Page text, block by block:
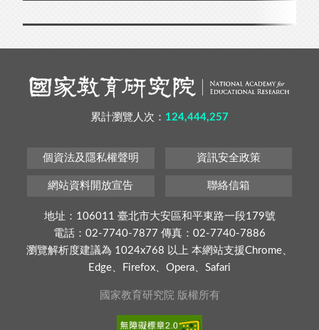
累計瀏覽人次： 124,444,257
個資法及隱私權聲明 資訊安全政策
網站資料開放宣告 聯絡信箱
地址：106011 臺北市大安區和平東路一段179號
電話：02-7740-7877 傳真：02-7740-7886
瀏覽解析度建議為 1024x768 以上 本網站支援Chrome、
Edge、Firefox、Opera、Safari
國家教育研究院 版權所有